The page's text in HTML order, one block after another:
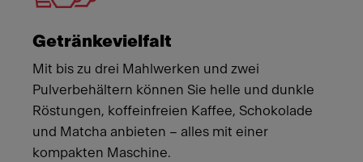
Getränkevielfalt
Mit bis zu drei Mahlwerken und zwei
Pulverbehältern können Sie helle und dunkle
Röstungen, koffeinfreien Kaffee, Schokolade
und Matcha anbieten – alles mit einer
kompakten Maschine.